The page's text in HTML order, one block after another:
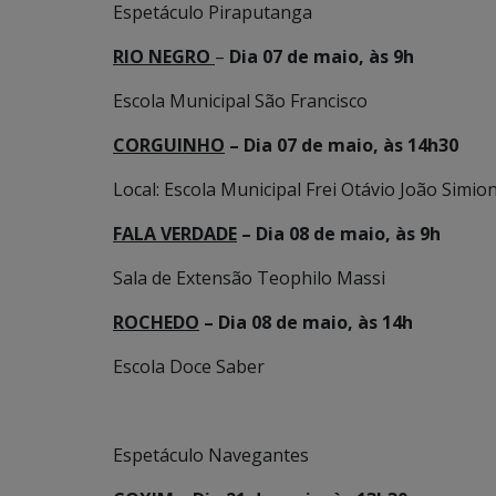
Espetáculo Piraputanga
RIO NEGRO – Dia 07 de maio, às 9h
Escola Municipal São Francisco
CORGUINHO – Dia 07 de maio, às 14h30
Local: Escola Municipal Frei Otávio João
FALA VERDADE – Dia 08 de maio, às 9h
Sala de Extensão Teophilo Massi
ROCHEDO – Dia 08 de maio, às 14h
Escola Doce Saber
Espetáculo Navegantes